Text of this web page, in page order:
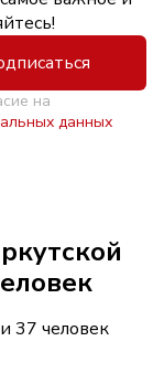
на
данных
37 человек